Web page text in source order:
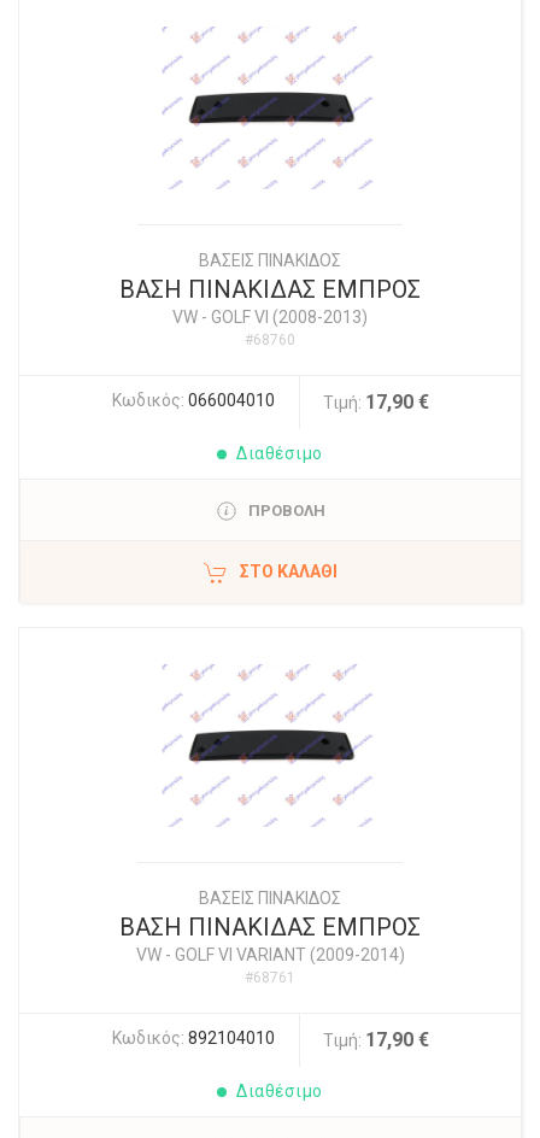
ΒΑΣΕΙΣ ΠΙΝΑΚΙΔΟΣ
ΒΑΣΗ ΠΙΝΑΚΙΔΑΣ ΕΜΠΡΟΣ
VW - GOLF VI (2008-2013)
#68760
Κωδικός: 066004010 Τιμή: 17,90 €
Διαθέσιμο
ΠΡΟΒΟΛΗ
ΣΤΟ ΚΑΛΆΘΙ
ΒΑΣΕΙΣ ΠΙΝΑΚΙΔΟΣ
ΒΑΣΗ ΠΙΝΑΚΙΔΑΣ ΕΜΠΡΟΣ
VW- GOLF VI VARIANT (2009-2014)
#68761
Κωδικός: 892104010 Τιμή: 17,90 €
Διαθέσιμο